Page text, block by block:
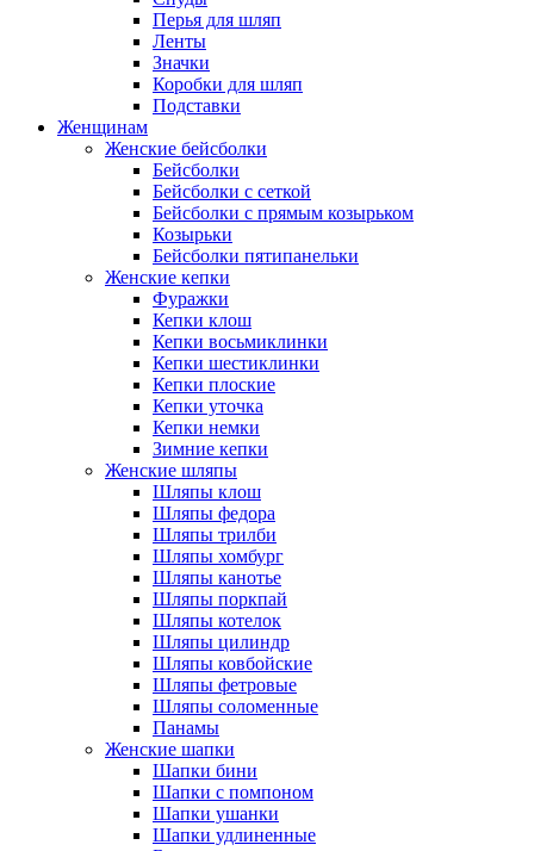
Перья для шляп
Ленты
Значки
Коробки для шляп
Подставки
Женщинам
Женские бейсболки
Бейсболки
Бейсболки с сеткой
Бейсболки с прямым козырьком
Козырьки
Бейсболки пятипанельки
Женские кепки
Фуражки
Кепки клош
Кепки восьмиклинки
Кепки шестиклинки
Кепки плоские
Кепки уточка
Кепки немки
Зимние кепки
Женские шляпы
Шляпы клош
Шляпы федора
Шляпы трилби
Шляпы хомбург
Шляпы канотье
Шляпы поркпай
Шляпы котелок
Шляпы цилиндр
Шляпы ковбойские
Шляпы фетровые
Шляпы соломенные
Панамы
Женские шапки
Шапки бини
Шапки с помпоном
Шапки ушанки
Шапки удлиненные